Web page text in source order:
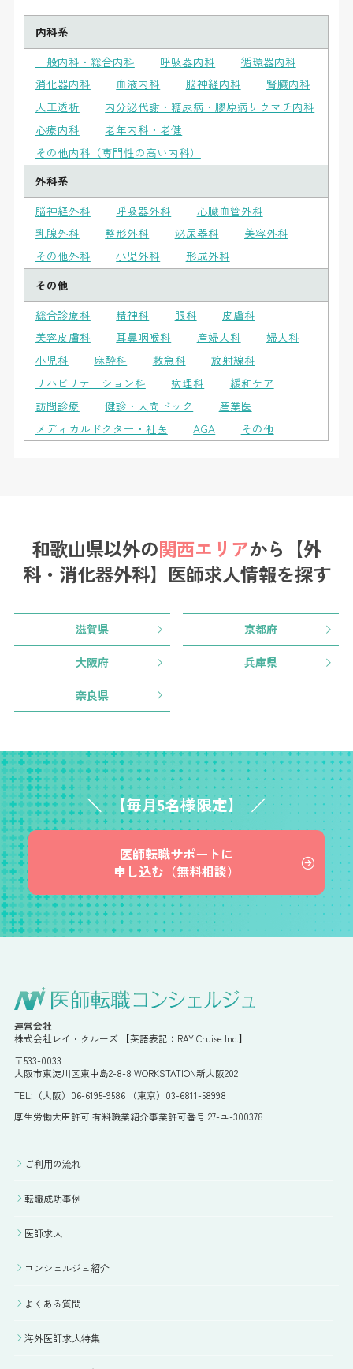
内科系
一般内科・総合内科
呼吸器内科
循環器内科
消化器内科
血液内科 脳神経内科
腎臓内科
人工透析
内分泌代謝・糖尿病・膠原病リウマチ内科
心療内科
老年内科・老健
その他内科（専門性の高い内科）
外科系
脳神経外科
呼吸器外科
心臓血管外科
乳腺外科
整形外科 泌尿器科
美容外科
その他外科
小児外科
形成外科
その他
総合診療科
精神科 眼科
皮膚科
美容皮膚科
耳鼻咽喉科 産婦人科
婦人科
小児科
麻酔科 救急科
放射線科
リハビリテーション科
病理科
緩和ケア
訪問診療
健診・人間ドック
産業医
メディカルドクター・社医
AGA その他
和歌山県以外の関西エリアから 【外
科・消化器外科】医師求人情報を探す
滋賀県 京都府
大阪府 兵庫県
奈良県
【毎月5名様限定】
医師転職サポートに
申し込む（無料相談）
運営会社
株式会社レイ・クルーズ 【英語表記：RAY Cruise Inc.】
〒533-0033
大阪市東淀川区東中島2-8-8 WORKSTATION新大阪202
TEL:（大阪）06-6195-9586 （東京）03-6811-58998
厚生労働大臣許可 有料職業紹介事業許可番号 27-ユ-300378
ご利用の流れ
転職成功事例
医師求人
コンシェルジュ紹介
よくある質問
海外医師求人特集